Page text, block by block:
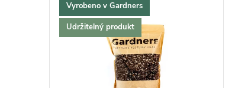
Vyrobeno v Gardners
Udržitelný produkt